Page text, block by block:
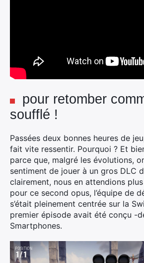
pour retomber
soufflé !
Passées deux bonnes heures de
fait vite ressentir. Pourquoi ? Et
parce que, malgré les évolutions,
sentiment de jouer à un gros DLC
clairement, nous en attendions
pour ce second opus, l’équipe de
s’était pleinement centrée sur la
premier épisode avait été conçu -
Smartphones.